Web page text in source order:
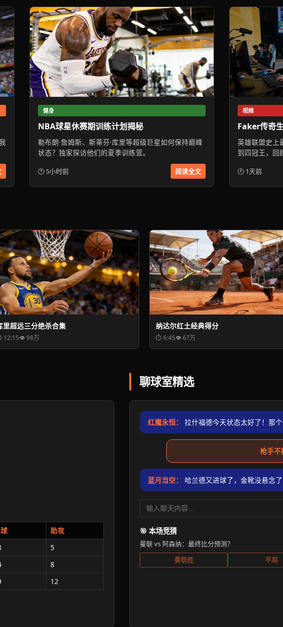
健身
NBA球星休赛期训练计划揭秘
勒布朗·詹姆斯、斯蒂芬·库里等超级巨星如何保持巅峰
状态？独家探访他们的夏季训练营。
🕐 5小时前 阅读全文
视频
Faker传奇
英雄联盟史上
到四冠王，回
🕐 1天前
里超远三分绝杀合集
12:15👁 98万
纳达尔红土经典得分
⏱ 6:45👁 67万
助攻
5
8
12
聊球室精选
红魔永恒： 拉什福德今天状态太好了！那个
枪手不
蓝月当空： 哈兰德又进球了，金靴没悬念了
🎯 本场竞猜
曼联 vs 阿森纳：最终比分预测？
曼联胜 平局